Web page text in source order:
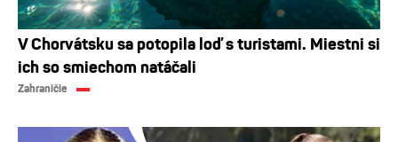
V Chorvátsku sa potopila loď s turistami. Miestni si
ich so smiechom natáčali
Zahraničie